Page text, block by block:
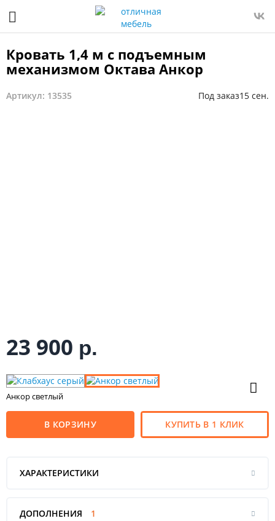
Кровать 1,4 м с подъемным
механизмом Октава Анкор
Артикул: 13535 Под заказ15 сен.
23 900 р.
Анкор светлый
В КОРЗИНУ КУПИТЬ В 1 КЛИК
ХАРАКТЕРИСТИКИ
ДОПОЛНЕНИЯ 1